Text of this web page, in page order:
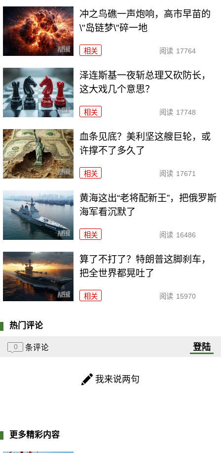
冲之鸟礁一声炮响，高市早苗的
\"岛链梦\"碎一地
相关 阅读 17764
泽连斯基一夜斩总理又砍防长，
这大戏几个意思？
相关 阅读 17748
血条见底？美利坚这艘巨轮，或
许撑不了多久了
相关 阅读 17671
黄海这出“老将配新王”，把俄罗斯
海军看沉默了
相关 阅读 16486
算了不打了？特朗普这脚刹车，
把全世界都晃吐了
相关 阅读 15970
热门评论
0 条评论 登陆
我来说两句
更多精彩内容